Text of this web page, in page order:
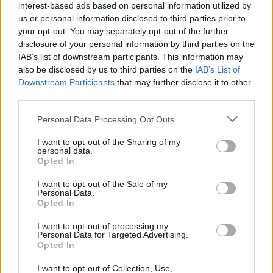
interest-based ads based on personal information utilized by
us or personal information disclosed to third parties prior to
your opt-out. You may separately opt-out of the further
disclosure of your personal information by third parties on the
IAB’s list of downstream participants. This information may
also be disclosed by us to third parties on the IAB’s List of
Downstream Participants that may further disclose it to other
Personal Data Processing Opt Outs
I want to opt-out of the Sharing of my
personal data.
Opted In
I want to opt-out of the Sale of my
Personal Data.
Opted In
I want to opt-out of processing my
Personal Data for Targeted Advertising.
Opted In
I want to opt-out of Collection, Use,
Zelensky përjashton
njohjen e Kosovës,
reagon Ministria e
Jashtme: Prishtina dhe
Kievi nuk mund të
krahasohen
Ngërçi në Kuvend dhe
tensionet politike: A po
përgatitet Kosova për
zgjedhje të tjera?
dëshmojnë krimet serbe
në Kosovë, ndërsa
përballur me drejtësinë
Potok rikthejnë plagët e
Serbinë